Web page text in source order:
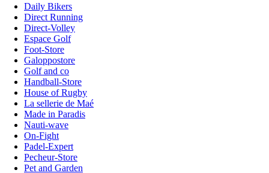
Daily Bikers
Direct Running
Direct-Volley
Espace Golf
Foot-Store
Galoppostore
Golf and co
Handball-Store
House of Rugby
La sellerie de Maé
Made in Paradis
Nauti-wave
On-Fight
Padel-Expert
Pecheur-Store
Pet and Garden